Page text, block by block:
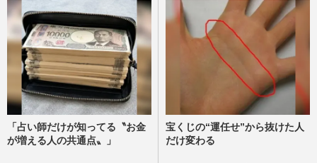
「占い師だけが知ってる〝お金
が増える人の共通点〟」
宝くじの“運任せ”から抜けた人
だけ変わる